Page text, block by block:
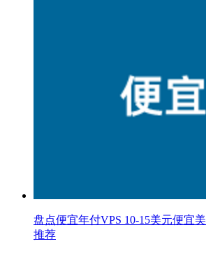
盘点便宜年付VPS 10-15美元便宜
推荐